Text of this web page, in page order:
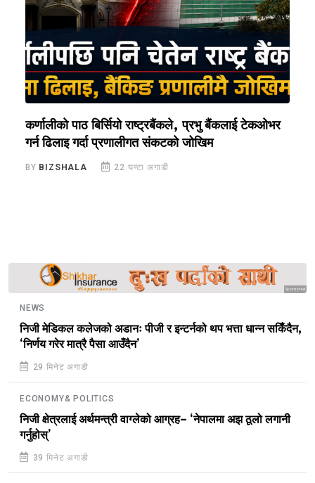
कर्णालीको पाठ बिर्सियो राष्ट्रबैंकले, प्रभु बैंकलाई टेकओभर
गर्न ढिलाइ गर्दा प्रणालीगत संकटको जोखिम
BY BIZSHALA 22 घण्टा अगाडी
Sponsored
NEWS
निजी मेडिकल कलेजको अडानः पीजी र इन्टर्नको थप भत्ता धान्न सकिँदैन,
‘निर्णय गरेर मात्रै पैसा आउँदैन’
29 मिनेट अगाडी
ECONOMY& POLITICS
निजी क्षेत्रलाई अर्थमन्त्री वाग्लेको आग्रह– ‘नेपालमा अझ ठूलो लगानी
गर्नुहोस्’
39 मिनेट अगाडी